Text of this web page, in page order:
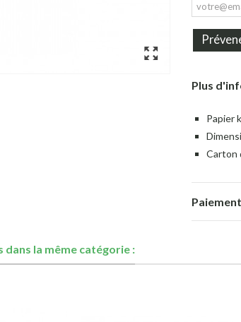
Plus
Papier
Carton
la même catégorie :